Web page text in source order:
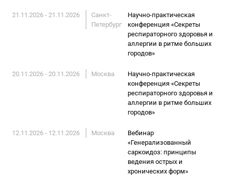
21.11.2026 - 21.11.2026
Санкт-
Петербург
Научно-практическая
конференция «Секреты
респираторного здоровья и
аллергии в ритме больших
городов»
20.11.2026 - 20.11.2026 Москва
Научно-практическая
конференция «Секреты
респираторного здоровья и
аллергии в ритме больших
городов»
12.11.2026 - 12.11.2026 Москва
Вебинар
«Генерализованный
саркоидоз: принципы
ведения острых и
хронических форм»